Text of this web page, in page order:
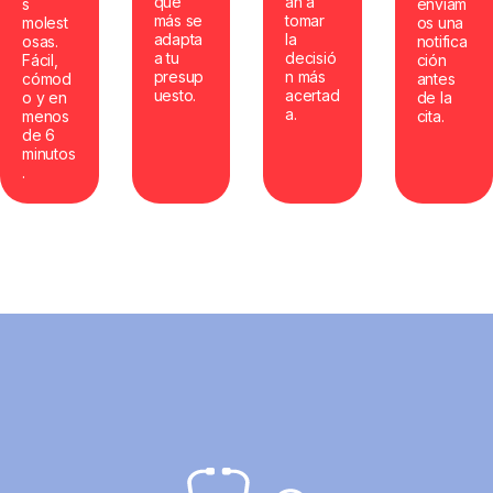
s
molest
osas.
Fácil,
cómod
o y en
menos
de 6
minutos
.
más se
adapta
a tu
presup
uesto.
tomar
la
decisió
n más
acertad
a.
enviam
os una
notifica
ción
antes
de la
cita.